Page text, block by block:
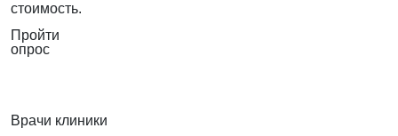
стоимость.
Пройти
опрос
Врачи клиники